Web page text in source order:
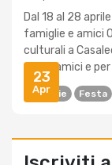
23
Apr
Dal 18 al 28
famiglie e amici
culturali a
soci e amici e
Famiglie Festa